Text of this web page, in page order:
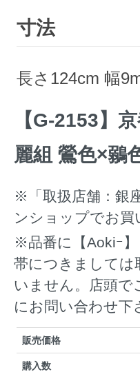
寸法
長さ124cm 幅
【G-2153】
麗組 鶯色×鶸
※「取扱店舗：銀
ンショップでお買
※品番に【Aokiｰ
帯につきましては
いません。店頭で
にお問い合わせ下
販売価格
購入数